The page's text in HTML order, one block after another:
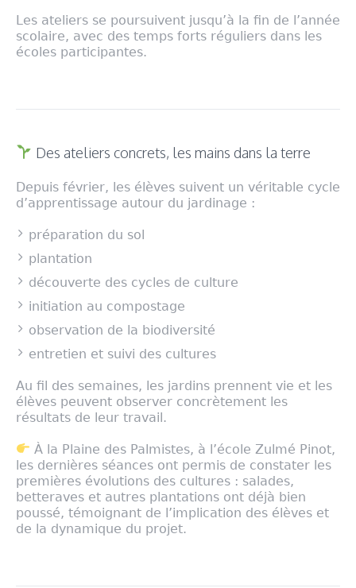
Les ateliers se poursuivent jusqu’à la fin de l’année
scolaire, avec des temps forts réguliers dans les
écoles participantes.
Des ateliers concrets, les mains dans la terre
Depuis février, les élèves suivent un véritable cycle
d’apprentissage autour du jardinage :
préparation du sol
plantation
découverte des cycles de culture
initiation au compostage
observation de la biodiversité
entretien et suivi des cultures
Au fil des semaines, les jardins prennent vie et les
élèves peuvent observer concrètement les
résultats de leur travail.
À la Plaine des Palmistes, à l’école Zulmé Pinot,
les dernières séances ont permis de constater les
premières évolutions des cultures : salades,
betteraves et autres plantations ont déjà bien
poussé, témoignant de l’implication des élèves et
de la dynamique du projet.